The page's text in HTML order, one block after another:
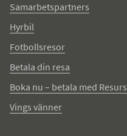
Samarbetspartners
Hyrbil
Fotbollsresor
Betala din resa
Boka nu – betala med Resurs
Vings vänner